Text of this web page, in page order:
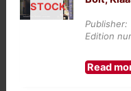
STOCK
Publisher:
Edition
Read